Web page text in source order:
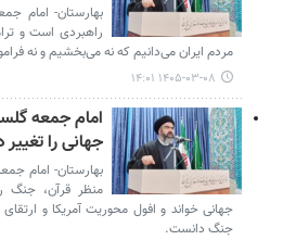
بهارستان- امام
راهبردی است و
مردم ایران می‌دانیم که نه می‌بخشیم و نه
۱۴۰۵-۰۳-۰۸ ۱۴:۰۱
امام جمعه
جهانی را تغییر
بهارستان- امام
منظر قرآن، جنگ
جهانی خواند و افول محوریت آمریکا و ارتقای
جنگ دانست.